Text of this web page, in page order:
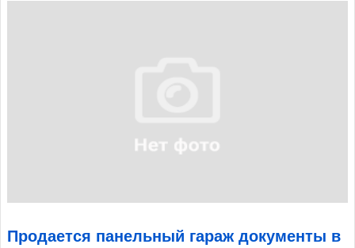
Продается панельный гараж документы в